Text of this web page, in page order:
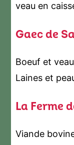
veau en
Gaec de
Boeuf et
Laines et
La Ferme
Viande